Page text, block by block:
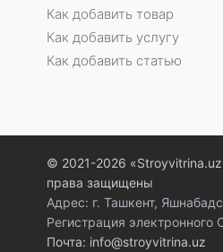
Как добавить товар
Как добавить услугу
Как добавить статью
© 2021-2026
права защищены
Адрес: г. Ташкент,
Регистрация
Почта: info@stroyvitrina.uz